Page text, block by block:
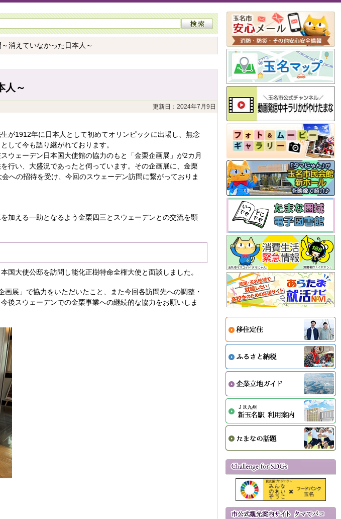
消えていなかった日本人～
人～
更新日：2024年7月9日
が1912年に日本人として初めてオリンピックに出場し、無念
して今も語り継がれております。
ウェーデン日本国大使館の協力のもと「金栗企画展」が2カ月
行い、大盛況であったと伺っています。その企画展に、金栗
への招待を受け、今回のスウェーデン訪問に繋がっておりま
加える一助となるよう金栗四三とスウェーデンとの交流を顕
国大使公邸を訪問し能化正樹特命全権大使と面談しました。
展」で協力をいただいたこと、また今回各訪問先への調整・
後スウェーデンでの金栗事業への継続的な協力をお願いしま